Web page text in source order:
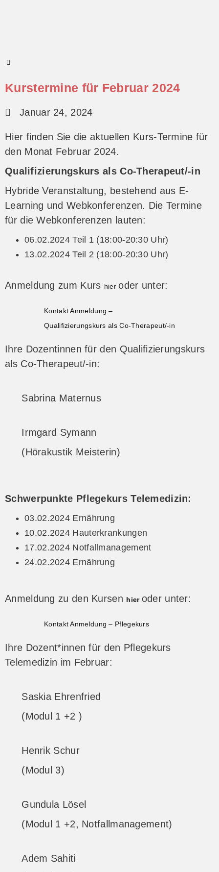
Kurstermine für Februar 2024
Januar 24, 2024
Hier finden Sie die aktuellen Kurs-Termine für
den Monat Februar 2024.
Qualifizierungskurs als Co-Therapeut/-in
Hybride Veranstaltung, bestehend aus E-
Learning und Webkonferenzen. Die Termine
für die Webkonferenzen lauten:
06.02.2024 Teil 1 (18:00-20:30 Uhr)
13.02.2024 Teil 2 (18:00-20:30 Uhr)
Anmeldung zum Kurs hieroder unter:
Kontakt Anmeldung –
Qualifizierungskurs als Co-Therapeut/-in
Ihre Dozentinnen für den Qualifizierungskurs
als Co-Therapeut/-in:
Sabrina Maternus
Irmgard Symann
(Hörakustik Meisterin)
Schwerpunkte Pflegekurs Telemedizin:
03.02.2024 Ernährung
10.02.2024 Hauterkrankungen
17.02.2024 Notfallmanagement
24.02.2024 Ernährung
Anmeldung zu den Kursen hier oder unter:
Kontakt Anmeldung – Pflegekurs
Ihre Dozent*innen für den Pflegekurs
Telemedizin im Februar:
Saskia Ehrenfried
(Modul 1 +2 )
Henrik Schur
(Modul 3)
Gundula Lösel
(Modul 1 +2, Notfallmanagement)
Adem Sahiti